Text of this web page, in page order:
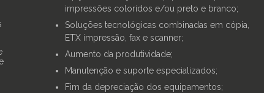
impressões coloridos e/ou preto e branco;
Soluções tecnológicas combinadas em cópia,
ETX impressão, fax e scanner;
Aumento da produtividade;
Manutenção e suporte especializados;
Fim da depreciação dos equipamentos;